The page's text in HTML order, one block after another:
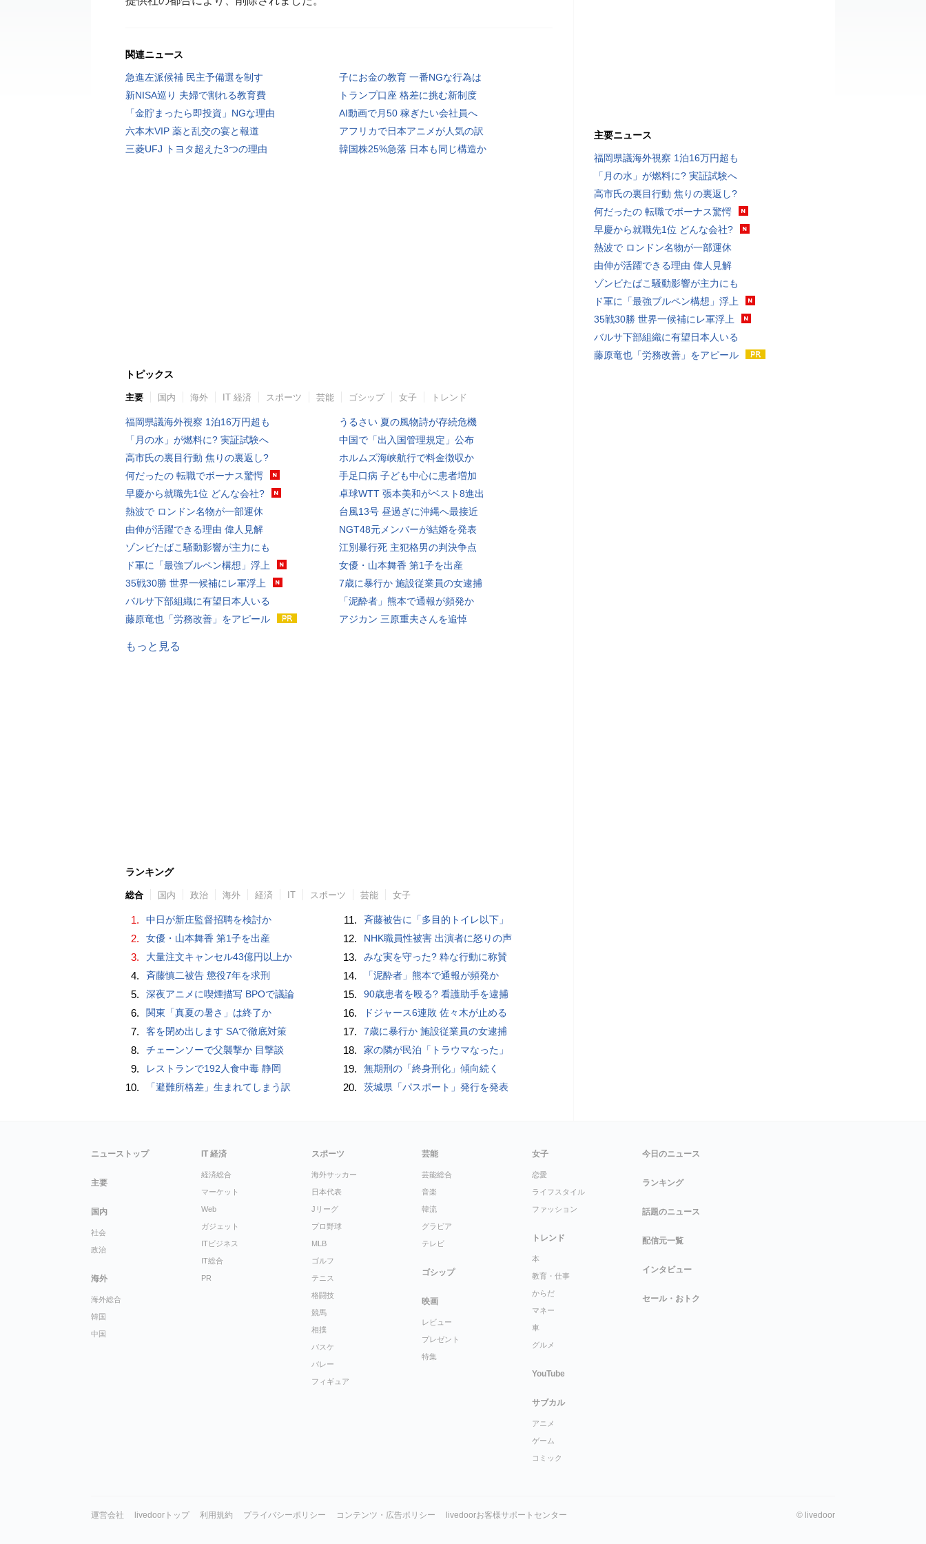
関連ニュース
急進左派候補 民主予備選を制す
子にお金の教育 一番NGな行為は
新NISA巡り 夫婦で割れる教育費
トランプ口座 格差に挑む新制度
「金貯まったら即投資」NGな理由
AI動画で月50 稼ぎたい会社員へ
六本木VIP 薬と乱交の宴と報道
アフリカで日本アニメが人気の訳
三菱UFJ トヨタ超えた3つの理由
韓国株25%急落 日本も同じ構造か
トピックス
主要 国内 海外 IT 経済 スポーツ 芸能 ゴシップ 女子 トレンド
福岡県議海外視察 1泊16万円超も
「月の水」が燃料に? 実証試験へ
高市氏の裏目行動 焦りの裏返し?
何だったの 転職でボーナス驚愕
早慶から就職先1位 どんな会社?
熱波で ロンドン名物が一部運休
由伸が活躍できる理由 偉人見解
ゾンビたばこ騒動影響が主力にも
ド軍に「最強ブルペン構想」浮上
35戦30勝 世界一候補にレ軍浮上
バルサ下部組織に有望日本人いる
藤原竜也「労務改善」をアピール
うるさい 夏の風物詩が存続危機
中国で「出入国管理規定」公布
ホルムズ海峡航行で料金徴収か
手足口病 子ども中心に患者増加
卓球WTT 張本美和がベスト8進出
台風13号 昼過ぎに沖縄へ最接近
NGT48元メンバーが結婚を発表
江別暴行死 主犯格男の判決争点
女優・山本舞香 第1子を出産
7歳に暴行か 施設従業員の女逮捕
「泥酔者」熊本で通報が頻発か
アジカン 三原重夫さんを追悼
もっと見る
ランキング
総合 国内 政治 海外 経済 IT スポーツ 芸能 女子
1. 中日が新庄監督招聘を検討か
2. 女優・山本舞香 第1子を出産
3. 大量注文キャンセル43億円以上か
4. 斉藤慎二被告 懲役7年を求刑
5. 深夜アニメに喫煙描写 BPOで議論
6. 関東「真夏の暑さ」は終了か
7. 客を閉め出します SAで徹底対策
8. チェーンソーで父襲撃か 目撃談
9. レストランで192人食中毒 静岡
10. 「避難所格差」生まれてしまう訳
11. 斉藤被告に「多目的トイレ以下」
12. NHK職員性被害 出演者に怒りの声
13. みな実を守った? 粋な行動に称賛
14. 「泥酔者」熊本で通報が頻発か
15. 90歳患者を殴る? 看護助手を逮捕
16. ドジャース6連敗 佐々木が止める
17. 7歳に暴行か 施設従業員の女逮捕
18. 家の隣が民泊「トラウマなった」
19. 無期刑の「終身刑化」傾向続く
20. 茨城県「パスポート」発行を発表
主要ニュース
福岡県議海外視察 1泊16万円超も
「月の水」が燃料に? 実証試験へ
高市氏の裏目行動 焦りの裏返し?
何だったの 転職でボーナス驚愕
早慶から就職先1位 どんな会社?
熱波で ロンドン名物が一部運休
由伸が活躍できる理由 偉人見解
ゾンビたばこ騒動影響が主力にも
ド軍に「最強ブルペン構想」浮上
35戦30勝 世界一候補にレ軍浮上
バルサ下部組織に有望日本人いる
藤原竜也「労務改善」をアピール
ニューストップ
主要
国内
社会
政治
海外
海外総合
韓国
中国
IT 経済
経済総合
マーケット
Web
ガジェット
ITビジネス
IT総合
PR
スポーツ
海外サッカー
日本代表
Jリーグ
プロ野球
MLB
ゴルフ
テニス
格闘技
競馬
相撲
バスケ
バレー
フィギュア
芸能
芸能総合
音楽
韓流
グラビア
テレビ
ゴシップ
映画
レビュー
プレゼント
特集
女子
恋愛
ライフスタイル
ファッション
トレンド
本
教育・仕事
からだ
マネー
車
グルメ
YouTube
サブカル
アニメ
ゲーム
コミック
今日のニュース
ランキング
話題のニュース
配信元一覧
インタビュー
セール・おトク
運営会社 livedoorトップ 利用規約 プライバシーポリシー コンテンツ・広告ポリシー livedoorお客様サポートセンター © livedoor